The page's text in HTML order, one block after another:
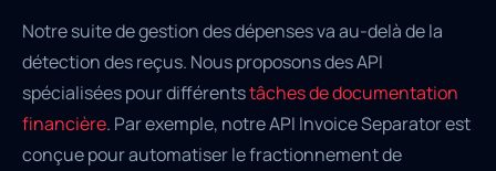
Notre suite de gestion des dépenses va au-delà de la
détection des reçus. Nous proposons des API
spécialisées pour différentstâches de documentation
financière. Par exemple, notre API Invoice Separator est
conçue pour automatiser le fractionnement de